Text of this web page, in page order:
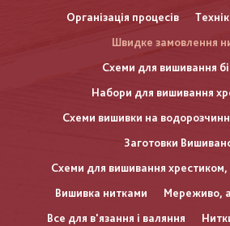
Організація процесів
Швидке замовлення
Схеми для вишивання
Набори для вишивання
Схеми вишивки на
Заготовки
Схеми для вишивання
Вишивка нитками
Мереживо,
Все для в'язання і валяння